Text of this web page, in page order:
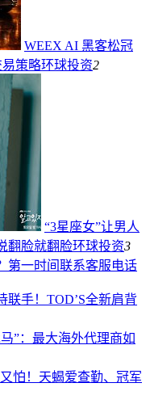
WEEX AI 黑客松冠
策略环球投资2
“3星座女”让男人
翻脸就翻脸环球投资3
第一时间联系客服电话
联手！TOD’S全新肩背
”：最大海外代理商如
怕！天蝎爱查勤、冠军